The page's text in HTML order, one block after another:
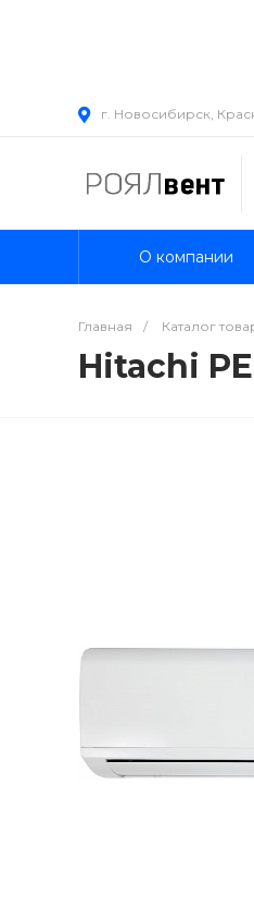
г. Новосибирск,
О компании
Главная / Каталог
Hitachi